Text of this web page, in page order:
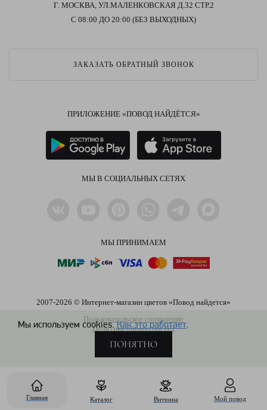
Мы используем cookies.Как это работает.
ПОНЯТНО
Г. МОСКВА, УЛ.МАЛЕНКОВСКАЯ Д.32 СТР.2
С 08:00 ДО 20:00 (БЕЗ ВЫХОДНЫХ)
ЗАКАЗАТЬ ОБРАТНЫЙ ЗВОНОК
ПРИЛОЖЕНИЕ «ПОВОД НАЙДЁТСЯ»
МЫ В СОЦИАЛЬНЫХ СЕТЯХ
МЫ ПРИНИМАЕМ
2007-2026 © Интернет-магазин цветов «Повод найдется»
Пользовательское соглашение
Политика обработки ПД
Главная Каталог Витрина Мой повод